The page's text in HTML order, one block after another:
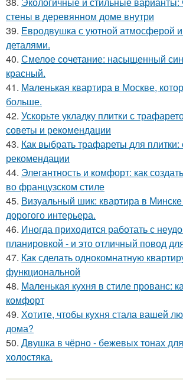
стены в деревянном доме внутри
39. Евродвушка с уютной атмосферой
деталями.
40. Смелое сочетание: насыщенный
красный.
41. Маленькая квартира в Москве,
больше.
42. Ускорьте укладку плитки с
советы и рекомендации
43. Как выбрать трафареты для плитки:
рекомендации
44. Элегантность и комфорт: как
во французском стиле
45. Визуальный шик: квартира в
дорогого интерьера.
46. Иногда приходится работать с
планировкой - и это отличный повод
47. Как сделать однокомнатную
функциональной
48. Маленькая кухня в стиле прованс:
комфорт
49. Хотите, чтобы кухня стала вашей
дома?
50. Двушка в чёрно - бежевых тонах
холостяка.